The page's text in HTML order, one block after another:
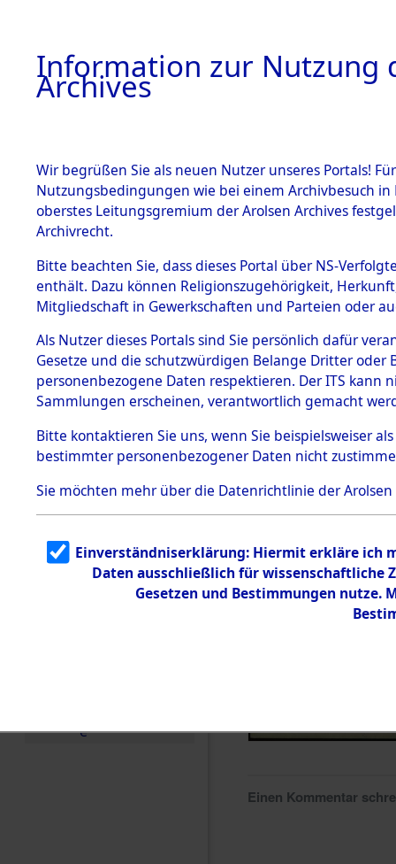
BESTÄNDE
1.
mente
5. Verschiedenes
5.3
Todesmärsche
5.3.1 Alliierte
Erhebungen
zu
Todesmärsch
en
5.3.2
g
5.3.3
Todesmärsch
e
Euskirchen
Einen Kommentar
Information zur Nutzung
Archives
Wir begrüßen Sie als neuen Nutzer unseres Portals!
Nutzungsbedingungen wie bei einem Archivbesuch
oberstes Leitungsgremium der Arolsen Archives
Archivrecht.
Bitte beachten Sie, dass dieses Portal über NS-
enthält. Dazu können Religionszugehörigkeit,
Mitgliedschaft in Gewerkschaften und Parteien oder
Als Nutzer dieses Portals sind Sie persönlich dafür
Gesetze und die schutzwürdigen Belange Dritter
personenbezogene Daten respektieren. Der ITS
Sammlungen erscheinen, verantwortlich gemacht
Bitte kontaktieren Sie uns, wenn Sie beispielsweiser
bestimmter personenbezogener Daten nicht
Sie möchten mehr über die Datenrichtlinie der Arolsen
Einverständniserklärung: Hiermit erkläre ich
Daten ausschließlich für wissenschaftliche
Gesetzen und Bestimmungen nutze.